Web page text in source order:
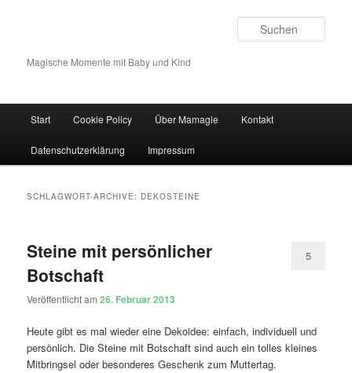
Magische Momente mit Baby und Kind
Zum Inhalt wechseln
Zum sekundären Inhalt wechseln
Start Cookie Policy Über Mamagie Kontakt
Datenschutzerklärung Impressum
SCHLAGWORT-ARCHIVE: DEKOSTEINE
Steine mit persönlicher
Botschaft
Veröffentlicht am26. Februar 2013
5
Heute gibt es mal wieder eine Dekoidee: einfach, individuell und
persönlich. Die Steine mit Botschaft sind auch ein tolles kleines
Mitbringsel oder besonderes Geschenk zum Muttertag.